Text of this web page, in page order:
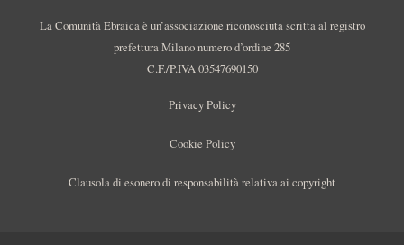
La Comunità Ebraica è un’associazione riconosciuta scritta al registro
prefettura Milano numero d’ordine 285
C.F./P.IVA 03547690150
Privacy Policy
Cookie Policy
Clausola di esonero di responsabilità relativa ai copyright